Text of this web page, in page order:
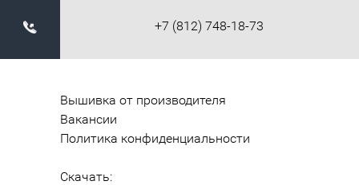
+7 (812) 748-18-73
Вышивка от производителя
Вакансии
Политика конфиденциальности
Скачать: